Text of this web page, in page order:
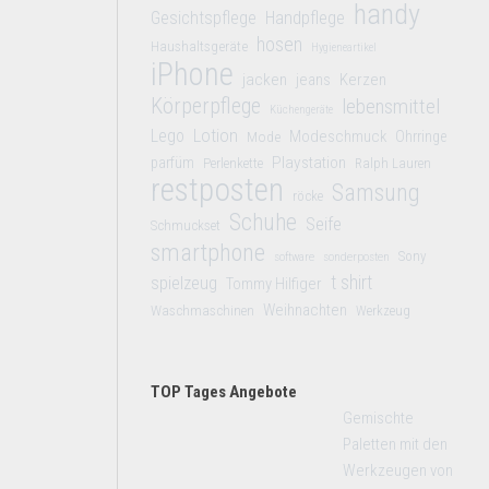
Gesichtspflege Handpflege handy
Haushaltsgeräte hosen Hygieneartikel
iPhone jacken jeans Kerzen
Körperpflege Küchengeräte lebensmittel
Lego Lotion Mode Modeschmuck Ohrringe
parfüm
Perlenkette Playstation Ralph Lauren
restposten röcke Samsung
Schmuckset Schuhe Seife
smartphone software sonderposten Sony
spielzeug Tommy Hilfiger t shirt
Waschmaschinen Weihnachten Werkzeug
TOP Tages Angebote
Gemischte
Paletten mit den
Werkzeugen von